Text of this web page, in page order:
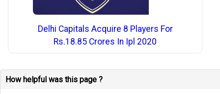
Delhi Capitals Acquire 8 Players For
Rs.18.85 Crores In Ipl 2020
How helpful was this page ?